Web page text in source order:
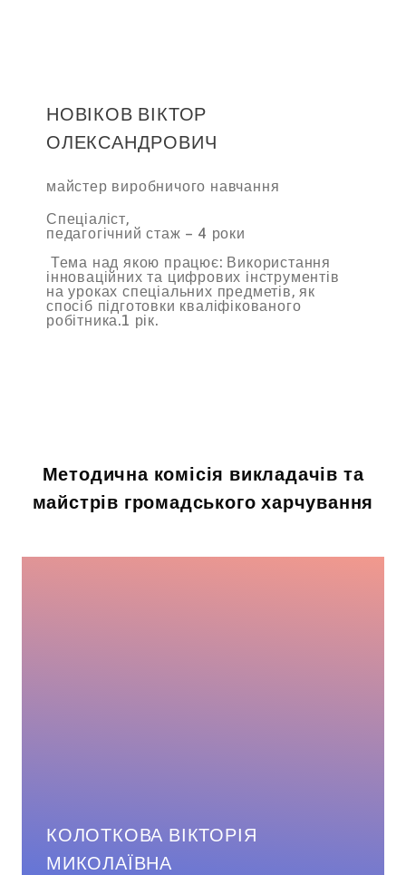
НОВІКОВ ВІКТОР
ОЛЕКСАНДРОВИЧ
майстер виробничого навчання
Спеціаліст,
педагогічний стаж – 4 роки
Тема над якою працює: Використання
інноваційних та цифрових інструментів
на уроках спеціальних предметів, як
спосіб підготовки кваліфікованого
робітника.1 рік.
Методична комісія викладачів та
майстрів громадського харчування
КОЛОТКОВА ВІКТОРІЯ
МИКОЛАЇВНА